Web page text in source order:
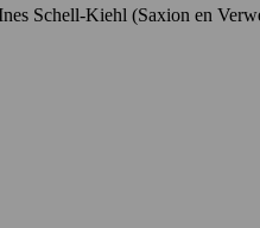
Schell-Kiehl (Saxion en